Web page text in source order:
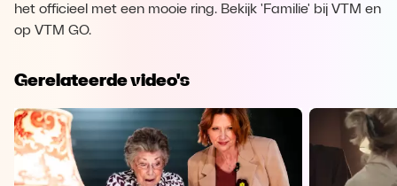
het officieel met een mooie ring. Bekijk 'Familie' bij VTM en
op VTM GO.
Gerelateerde video's